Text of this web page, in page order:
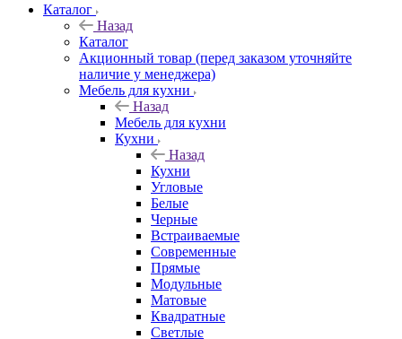
Каталог
Назад
Каталог
Акционный товар (перед заказом уточняйте
наличие у менеджера)
Мебель для кухни
Назад
Мебель для кухни
Кухни
Назад
Кухни
Угловые
Белые
Черные
Встраиваемые
Современные
Прямые
Модульные
Матовые
Квадратные
Светлые